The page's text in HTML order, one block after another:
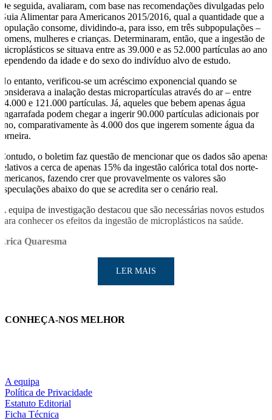
De seguida, avaliaram, com base nas recomendações divulgadas pelo
Guia Alimentar para Americanos 2015/2016, qual a quantidade que a
população consome, dividindo-a, para isso, em três subpopulações –
homens, mulheres e crianças. Determinaram, então, que a ingestão de
microplásticos se situava entre as 39.000 e as 52.000 partículas ao ano,
dependendo da idade e do sexo do indivíduo alvo de estudo.
No entanto, verificou-se um acréscimo exponencial quando se
considerava a inalação destas micropartículas através do ar – entre
74.000 e 121.000 partículas. Já, aqueles que bebem apenas água
engarrafada podem chegar a ingerir 90.000 partículas adicionais por
ano, comparativamente às 4.000 dos que ingerem somente água da
torneira.
Contudo, o boletim faz questão de mencionar que os dados são apenas
relativos a cerca de apenas 15% da ingestão calórica total dos norte-
americanos, fazendo crer que provavelmente os valores são
especulações abaixo do que se acredita ser o cenário real.
A equipa de investigação destacou que são necessárias novos estudos
para conhecer os efeitos da ingestão de microplásticos na saúde.
Erica Quaresma
LER MAIS
CONHEÇA-NOS MELHOR
A equipa
Política de Privacidade
Estatuto Editorial
Ficha Técnica